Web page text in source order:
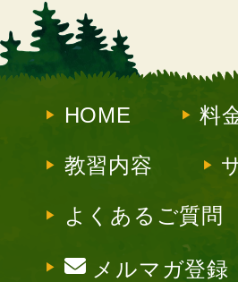
HOME 料
教習内容
よくあるご質問
メルマガ登録